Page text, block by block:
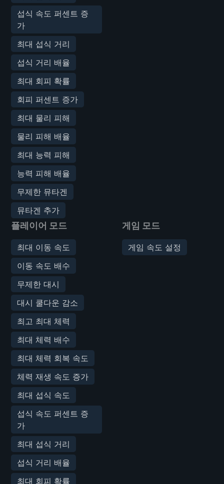
섭식 속도 퍼센트 증
가
최대 섭식 거리
섭식 거리 배율
최대 회피 확률
회피 퍼센트 증가
최대 물리 피해
물리 피해 배율
최대 능력 피해
능력 피해 배율
무제한 뮤타겐
뮤타겐 추가
플레이어 모드
최대 이동 속도
이동 속도 배수
무제한 대시
대시 쿨다운 감소
최고 최대 체력
최대 체력 배수
최대 체력 회복 속도
체력 재생 속도 증가
최대 섭식 속도
섭식 속도 퍼센트 증
가
최대 섭식 거리
섭식 거리 배율
최대 회피 확률
게임 모드
게임 속도 설정